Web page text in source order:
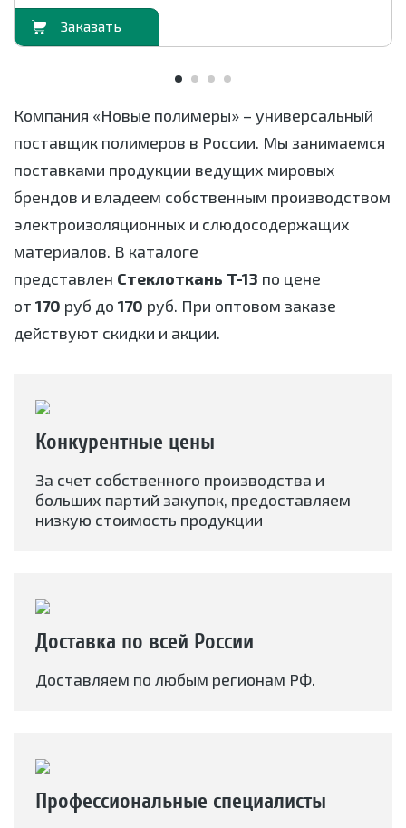
Компания «Новые полимеры» – универсальный
поставщик полимеров в России. Мы занимаемся
поставками продукции ведущих мировых
брендов и владеем собственным производством
электроизоляционных и слюдосодержащих
материалов. В каталоге
представлен Стеклоткань Т-13 по цене
от 170 руб до 170 руб. При оптовом заказе
действуют скидки и акции.
Конкурентные цены
За счет собственного производства и
больших партий закупок, предоставляем
низкую стоимость продукции
Доставка по всей России
Доставляем по любым регионам РФ.
Профессиональные специалисты